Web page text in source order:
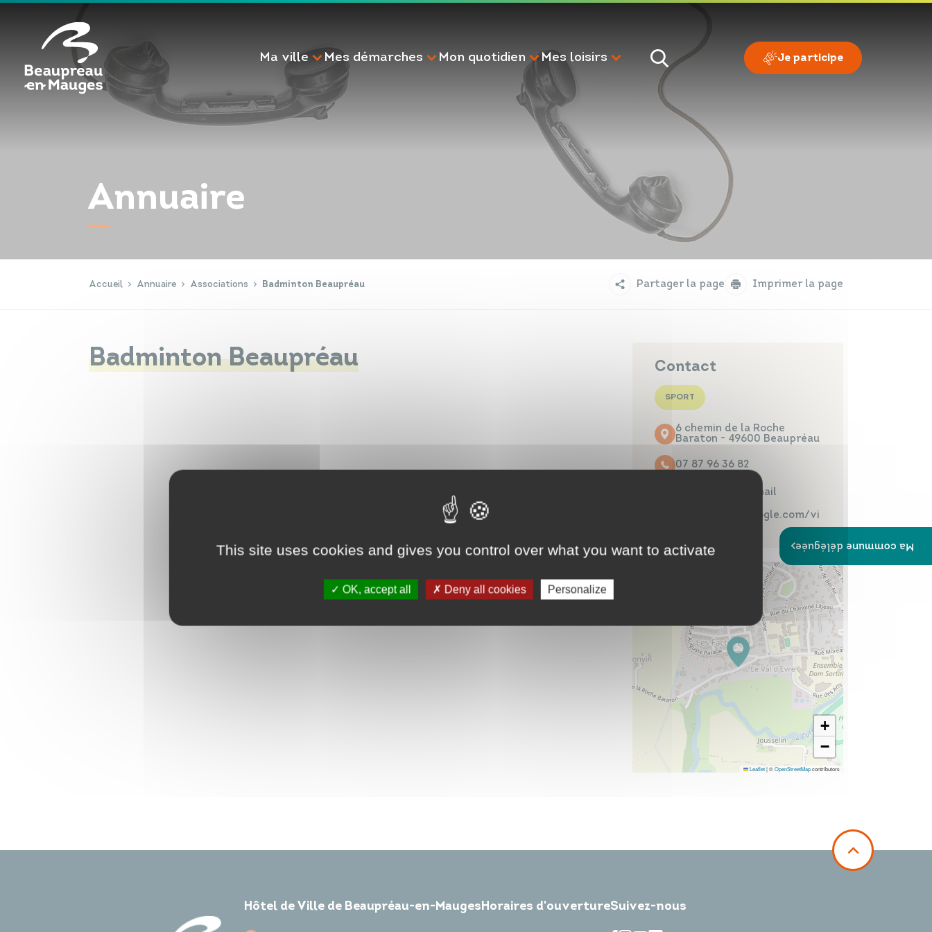
Ma ville Mes démarches Mon quotidien Mes loisirs Je participe
Annuaire
Accueil Annuaire Associations Badminton Beaupréau Partager la page Imprimer la page
Badminton Beaupréau Contact
SPORT
6 chemin de la Roche
Baraton - 49600 Beaupréau
07 87 96 36 82
Contacter par mail
https://sites.google.com/vi
+
−
Leaflet|©OpenStreetMapcontributors
Hôtel de Ville de Beaupréau-en-MaugesHoraires d'ouvertureSuivez-nous
Ma commune déléguée
Infos travaux
Annuaires
Cookies management panel
This site uses cookies and gives you control over what you want to activate
OK, accept all Deny all cookies Personalize